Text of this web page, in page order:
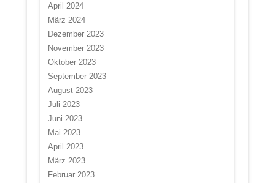
April 2024
März 2024
Dezember 2023
November 2023
Oktober 2023
September 2023
August 2023
Juli 2023
Juni 2023
Mai 2023
April 2023
März 2023
Februar 2023